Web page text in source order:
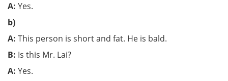
A: Yes.
b)
A: This person is short and fat. He is bald.
B: Is this Mr. Lai?
A: Yes.